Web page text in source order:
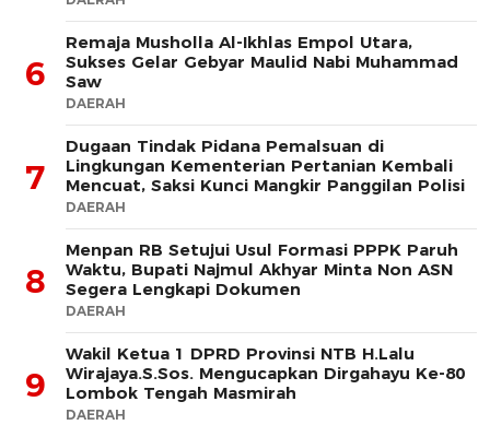
6
Remaja Musholla Al-Ikhlas Empol Utara,
Sukses Gelar Gebyar Maulid Nabi Muhammad
Saw
DAERAH
7
Dugaan Tindak Pidana Pemalsuan di
Lingkungan Kementerian Pertanian Kembali
Mencuat, Saksi Kunci Mangkir Panggilan Polisi
DAERAH
8
Menpan RB Setujui Usul Formasi PPPK Paruh
Waktu, Bupati Najmul Akhyar Minta Non ASN
Segera Lengkapi Dokumen
DAERAH
9
Wakil Ketua 1 DPRD Provinsi NTB H.Lalu
Wirajaya.S.Sos. Mengucapkan Dirgahayu Ke-80
Lombok Tengah Masmirah
DAERAH